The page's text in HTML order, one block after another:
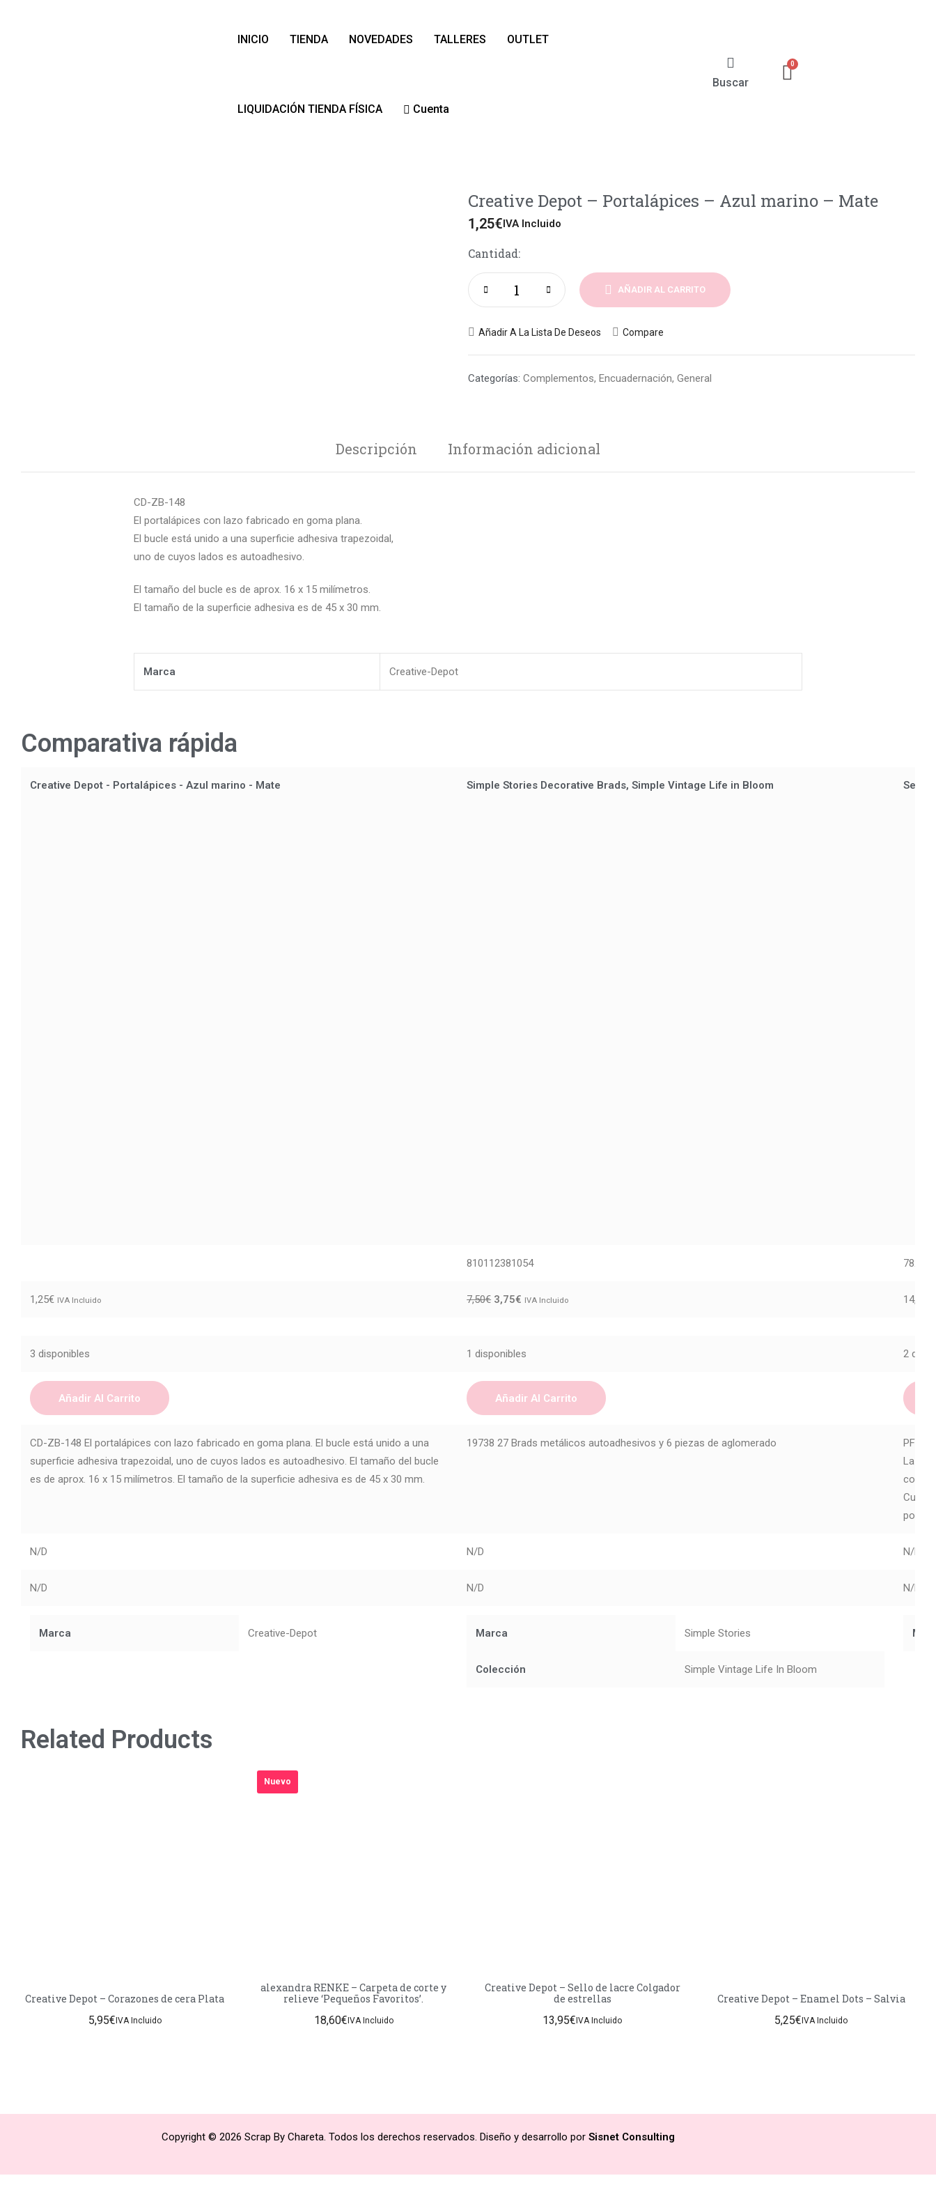
INICIO TIENDA NOVEDADES TALLERES OUTLET
LIQUIDACIÓN TIENDA FÍSICA Cuenta
Buscar
Creative Depot – Portalápices – Azul marino – Mate
1,25€IVA Incluido
Cantidad:
AÑADIR AL CARRITO
Añadir A La Lista De Deseos Compare
Categorías: Complementos, Encuadernación, General
Descripción Información adicional
CD-ZB-148
El portalápices con lazo fabricado en goma plana.
El bucle está unido a una superficie adhesiva trapezoidal,
uno de cuyos lados es autoadhesivo.
El tamaño del bucle es de aprox. 16 x 15 milímetros.
El tamaño de la superficie adhesiva es de 45 x 30 mm.
Marca Creative-Depot
Comparativa rápida
Creative Depot - Portalápices - Azul marino - Mate Simple Stories Decorative Brads, Simple Vintage Life in Bloom Set
810112381054
1,25€ IVA Incluido 7,50€ 3,75€ IVA Incluido 14,95
3 disponibles 1 disponibles 2
Añadir Al Carrito Añadir Al Carrito
CD-ZB-148 El portalápices con lazo fabricado en goma plana. El bucle está unido a una
superficie adhesiva trapezoidal, uno de cuyos lados es autoadhesivo. El tamaño del bucle
es de aprox. 16 x 15 milímetros. El tamaño de la superficie adhesiva es de 45 x 30 mm.
19738 27 Brads metálicos autoadhesivos y 6 piezas de aglomerado
La
por
N/D N/D N/D
N/D N/D N/D
Marca Creative-Depot Marca Simple Stories
Colección Simple Vintage Life In Bloom
Related Products
Creative Depot – Corazones de cera Plata
5,95€IVA Incluido
Nuevo
alexandra RENKE – Carpeta de corte y
relieve ‘Pequeños Favoritos’.
18,60€IVA Incluido
Creative Depot – Sello de lacre Colgador
de estrellas
13,95€IVA Incluido
Creative Depot – Enamel Dots – Salvia
5,25€IVA Incluido
Copyright © 2026 Scrap By Chareta. Todos los derechos reservados. Diseño y desarrollo por Sisnet Consulting